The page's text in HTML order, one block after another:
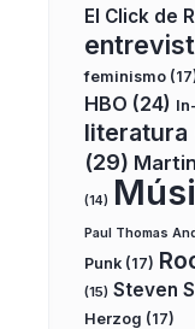
El Click de
feminismo
HBO (24)
literatura
(29)
(14)
Paul Thomas
Punk (17)
(15) Steven
Herzog (17)